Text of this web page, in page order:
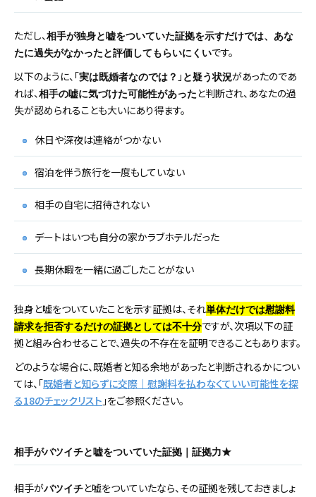
ただし、相手が独身と嘘をついていた証拠を示すだけでは、あな
たに過失がなかったと評価してもらいにくいです。
以下のように、「実は既婚者なのでは？ 」 と疑う状況があったのであ
れば、相手の嘘に気づけた可能性があった と判断され、あなたの過
失が認められることも大いにあり得ます。
休日や深夜は連絡がつかない
宿泊を伴う旅行を一度もしていない
相手の自宅に招待されない
デートはいつも自分の家かラブホテルだった
長期休暇を一緒に過ごしたことがない
独身と嘘をついていたことを示す証拠は、それ単体だけでは慰謝料
請求を拒否するだけの証拠としては不十分ですが、次項以下の証
拠と組み合わせることで、過失の不存在を証明できることもあります。
どのような場合に、既婚者と知る余地があったと判断されるかについ
ては、「既婚者と知らずに交際｜慰謝料を払わなくていい可能性を探
る18のチェックリスト 」をご参照ください。
相手がバツイチと嘘をついていた証拠｜証拠力★
相手がバツイチと嘘をついていたなら、その証拠を残しておきましょ